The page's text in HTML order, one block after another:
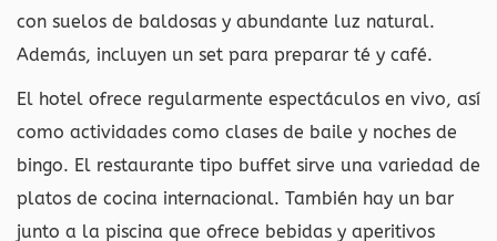
con suelos de baldosas y abundante luz natural.
Además, incluyen un set para preparar té y café.
El hotel ofrece regularmente espectáculos en vivo, así
como actividades como clases de baile y noches de
bingo. El restaurante tipo buffet sirve una variedad de
platos de cocina internacional. También hay un bar
junto a la piscina que ofrece bebidas y aperitivos